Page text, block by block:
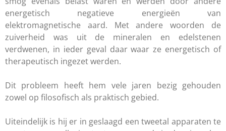
energetisch negatieve energieën van
elektromagnetische aard. Met andere woorden de
zuiverheid was uit de mineralen en edelstenen
verdwenen, in ieder geval daar waar ze energetisch of
therapeutisch ingezet werden.
Dit probleem heeft hem vele jaren bezig gehouden
zowel op filosofisch als praktisch gebied.
Uiteindelijk is hij er in geslaagd een tweetal apparaten te